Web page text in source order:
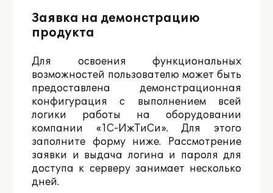
Партнерам
Заявка на демонстрацию
продукта
Для освоения функциональных
возможностей пользователю может быть
предоставлена демонстрационная
конфигурация с выполнением всей
логики работы на оборудовании
компании «1С-ИжТиСи». Для этого
заполните форму ниже. Рассмотрение
заявки и выдача логина и пароля для
доступа к серверу занимает несколько
дней.